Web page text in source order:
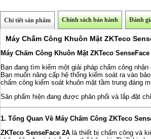
Chi tiết sản phẩm Chính sách bảo hành Đánh
Máy Chấm Công Khuôn Mặt ZKTeco
Máy Chấm Công Khuôn Mặt ZKTeco
Bạn đang tìm kiếm một giải pháp chấm công
Bạn muốn nâng cấp hệ thống kiểm soát ra vào
chấm công kiểm soát khuôn mặt tầm trung đáng
Sản phẩm hiện đang được phân phối và lắp đặt
1. Tổng Quan Về Máy Chấm Công ZKTeco
ZKTeco SenseFace 2Alà thiết bị chấm công và